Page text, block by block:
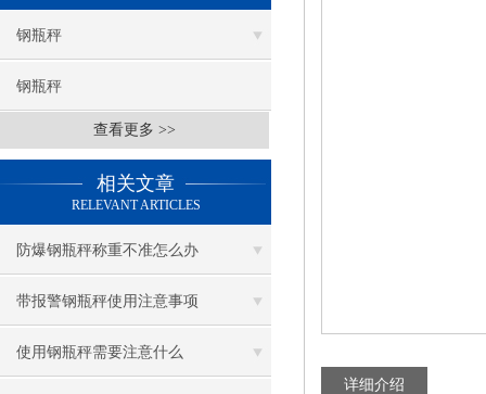
钢瓶秤
钢瓶秤
查看更多 >>
相关文章
RELEVANT ARTICLES
防爆钢瓶秤称重不准怎么办
带报警钢瓶秤使用注意事项
使用钢瓶秤需要注意什么
详细介绍